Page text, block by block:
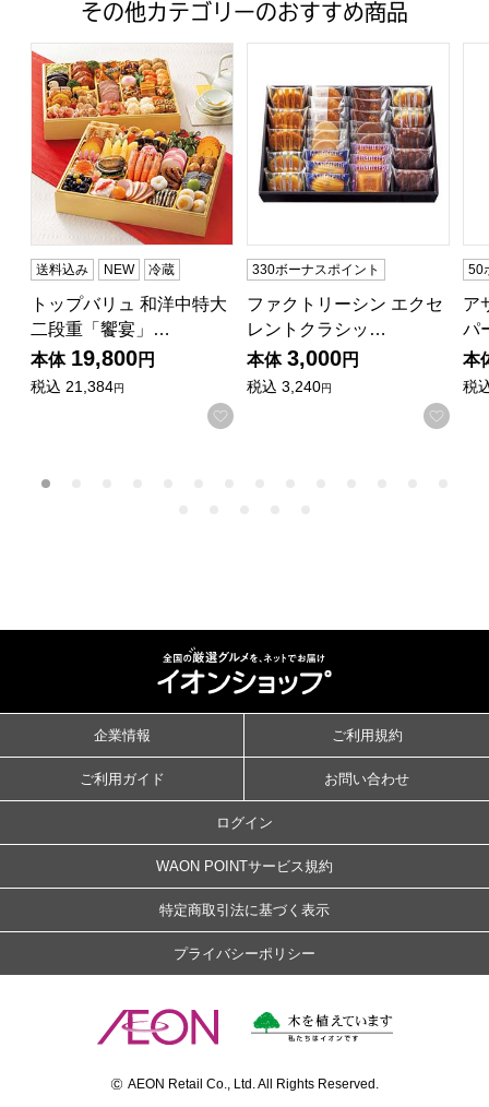
その他カテゴリーのおすすめ商品
トップバリュ 和洋中特大二段重「饗宴」(きょうえん)【4
送料込み NEW 冷蔵
トップバリュ 和洋中特大
二段重「饗宴」…
本体 19,800円
税込 21,384円
お気に入りに登録する
330ボーナスポイント
ファクトリーシン エクセ
レントクラシッ…
本体 3,000円
税込 3,240円
お気
50
ア
パ
本
税
企業情報 ご利用規約
ご利用ガイド お問い合わせ
ログイン
WAON POINTサービス規約
特定商取引法に基づく表示
プライバシーポリシー
© AEON Retail Co., Ltd. All Rights Reserved.